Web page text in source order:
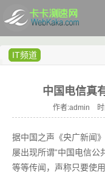
IT频道
中国电信真
作者:admin
据中国之声《央广新闻
屡出现所谓“中国电信公
等等传闻，声称只要使